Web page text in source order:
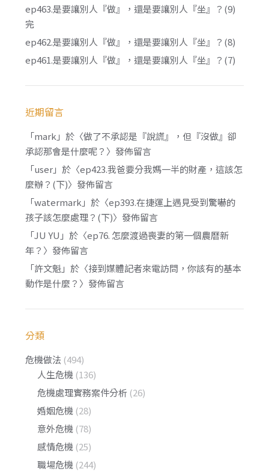
ep463.是要讓別人『做』，還是要讓別人『坐』？(9)
完
ep462.是要讓別人『做』，還是要讓別人『坐』？(8)
ep461.是要讓別人『做』，還是要讓別人『坐』？(7)
近期留言
「mark」於〈做了不承認是『說謊』，但『沒做』卻
承認那會是什麼呢？ 〉發佈留言
「user」於〈ep423.我爸要分我媽一半的財產，這該怎
麼辦？(下)〉發佈留言
「watermark」於〈ep393.在捷運上遇見受到驚嚇的
孩子該怎麼處理？(下)〉發佈留言
「JU YU 」於〈ep76. 怎麼渡過喪妻的第一個農曆新
年？ 〉發佈留言
「許文魁」於〈接到媒體記者來電訪問，你該有的基本
動作是什麼？ 〉發佈留言
分類
危機做法 (494)
人生危機 (136)
危機處理實務案件分析 (26)
婚姻危機 (28)
意外危機 (78)
感情危機 (25)
職場危機 (244)